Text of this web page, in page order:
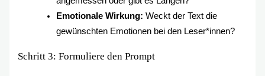
Emotionale Wirkung: Weckt der Text die
gewünschten Emotionen bei den Leser*innen?
Schritt 3: Formuliere den Prompt